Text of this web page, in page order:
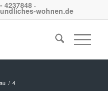
4237848 -
wohnen.de
/ 4